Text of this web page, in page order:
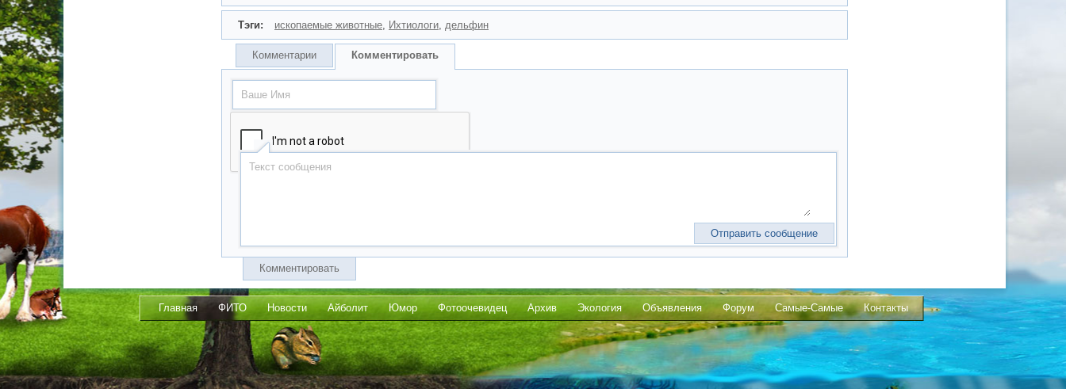
Тэги: ископаемые животные, Ихтиологи, дельфин
Комментарии Комментировать
Комментировать
Главная ФИТО Новости Айболит Юмор Фотоочевидец Архив Экология Объявления Форум Самые-Самые Контакты